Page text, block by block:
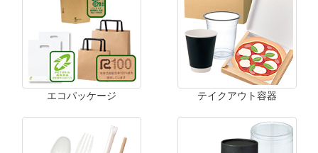
エコパッケージ テイクアウト容器